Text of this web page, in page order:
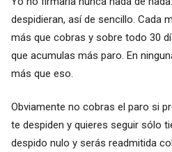
despidieran, así de sencillo. Cada
más que cobras y sobre todo 30
que acumulas más paro. En
más que eso.
Obviamente no cobras el paro si
te despiden y quieres seguir sólo
despido nulo y serás readmitida